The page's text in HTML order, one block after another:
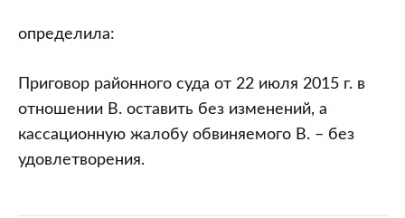
определила:
Приговор районного суда от 22 июля 2015 г. в
отношении В. оставить без изменений, а
кассационную жалобу обвиняемого В. – без
удовлетворения.